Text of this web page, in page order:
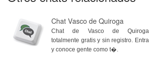
Chat Vasco de Quiroga
Chat de Vasco de Quiroga
totalmente gratis y sin registro. Entra
y conoce gente como t�.